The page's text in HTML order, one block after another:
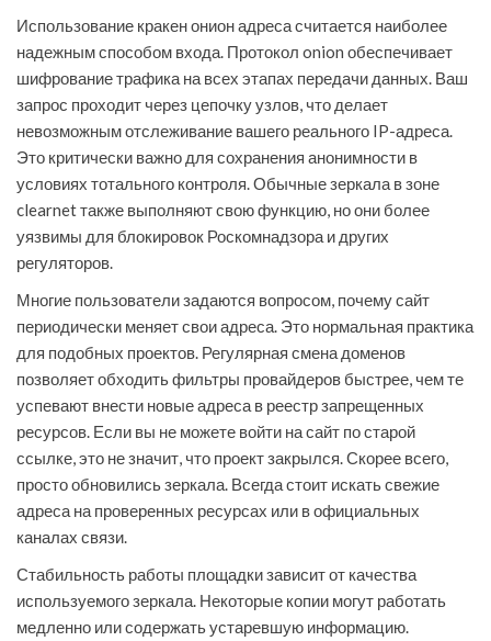
Использование кракен онион адреса считается наиболее
надежным способом входа. Протокол onion обеспечивает
шифрование трафика на всех этапах передачи данных. Ваш
запрос проходит через цепочку узлов, что делает
невозможным отслеживание вашего реального IP-адреса.
Это критически важно для сохранения анонимности в
условиях тотального контроля. Обычные зеркала в зоне
clearnet также выполняют свою функцию, но они более
уязвимы для блокировок Роскомнадзора и других
регуляторов.
Многие пользователи задаются вопросом, почему сайт
периодически меняет свои адреса. Это нормальная практика
для подобных проектов. Регулярная смена доменов
позволяет обходить фильтры провайдеров быстрее, чем те
успевают внести новые адреса в реестр запрещенных
ресурсов. Если вы не можете войти на сайт по старой
ссылке, это не значит, что проект закрылся. Скорее всего,
просто обновились зеркала. Всегда стоит искать свежие
адреса на проверенных ресурсах или в официальных
каналах связи.
Стабильность работы площадки зависит от качества
используемого зеркала. Некоторые копии могут работать
медленно или содержать устаревшую информацию.